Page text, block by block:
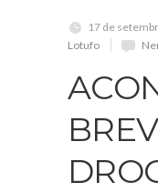
17 de
Lotufo